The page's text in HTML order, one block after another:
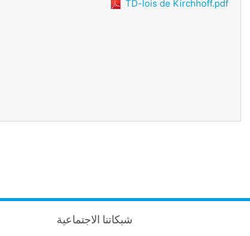
TD-lois de Kirchhoff.pdf
شبكاتنا الاجتماعية